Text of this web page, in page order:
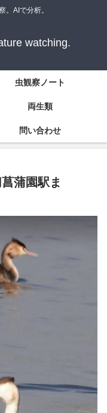
。AIで分析。
watching.
虫観察ノート
両生類
問い合わせ
蒲園駅ま